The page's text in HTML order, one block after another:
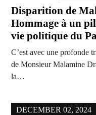
Disparition de
Hommage à un
vie politique du
C’est avec une profonde
de Monsieur Malamine
la…
DECEMBER 02, 2024